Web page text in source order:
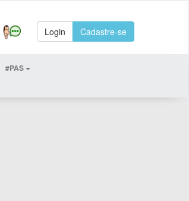
Login Cadastre-se
#PAS